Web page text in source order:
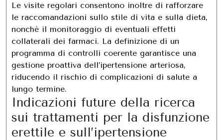
Le visite regolari consentono inoltre di rafforzare
le raccomandazioni sullo stile di vita e sulla dieta,
nonché il monitoraggio di eventuali effetti
collaterali dei farmaci. La definizione di un
programma di controlli coerente garantisce una
gestione proattiva dell’ipertensione arteriosa,
riducendo il rischio di complicazioni di salute a
lungo termine.
Indicazioni future della ricerca
sui trattamenti per la disfunzione
erettile e sull’ipertensione